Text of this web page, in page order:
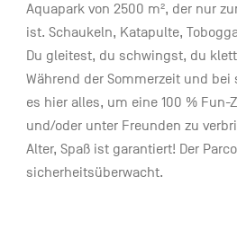
Aquapark von 2500 m², der nur
ist. Schaukeln, Katapulte,
Du gleitest, du schwingst, du
Während der Sommerzeit und
es hier alles, um eine 100 %
und/oder unter Freunden zu
Alter, Spaß ist garantiert! Der
sicherheitsüberwacht.